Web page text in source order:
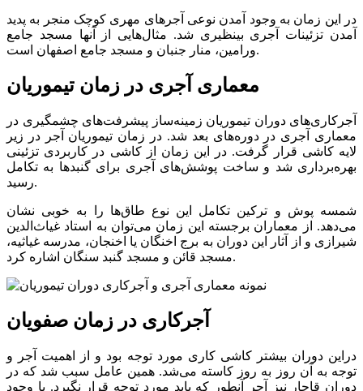
در این زمان به وجود آمدن نوعی آجرهای مهری کوچک منجر به پدید
آمدن تزئینات آجری بینظیری شد. مثال‌هایی از آنها مسجد جامع
ورامین، منار جنبان و مسجد جامع اصفهان است.
معماری آجری در زمان تیموریان
آجرکاری‌های دوران تیموریان زمینه‌ساز پیشرفت‌های چشمگیری در
معماری آجری در دوره‌های بعد شد. در زمان تیموریان آجر در زیر
لایه کاشی قرار گرفت. در این زمان از کاشی در کاربردی تزئینی
بهره‌برداری شد و ساخت پوشش‌های آجری برای گنبدها به تکامل
رسید.
شمسه پوش و ترکین تکامل این نوع طاق‌ها را به خوبی نشان
می‌دهد. از معماران برجسته این زمان می‌توان به استاد غیاث‌الدین
شیرازی و از آثار این دوران به برج اخنگان یا اخنجان، مدرسه غیاثیه،
مسجد قائن و مسجد گنبد سنگان اشاره کرد.
آجرکاری در زمان صفویان
دراین دوران بیشتر کاشی کاری مورد توجه بود و از اهمیت آجر و
توجه به آن روز به روز کاسته می‌شد. همین عامل سبب شد که در
دوران قاجار نیز آجر آنطور که باید مورد توجه قرار نگیرد. با وجود